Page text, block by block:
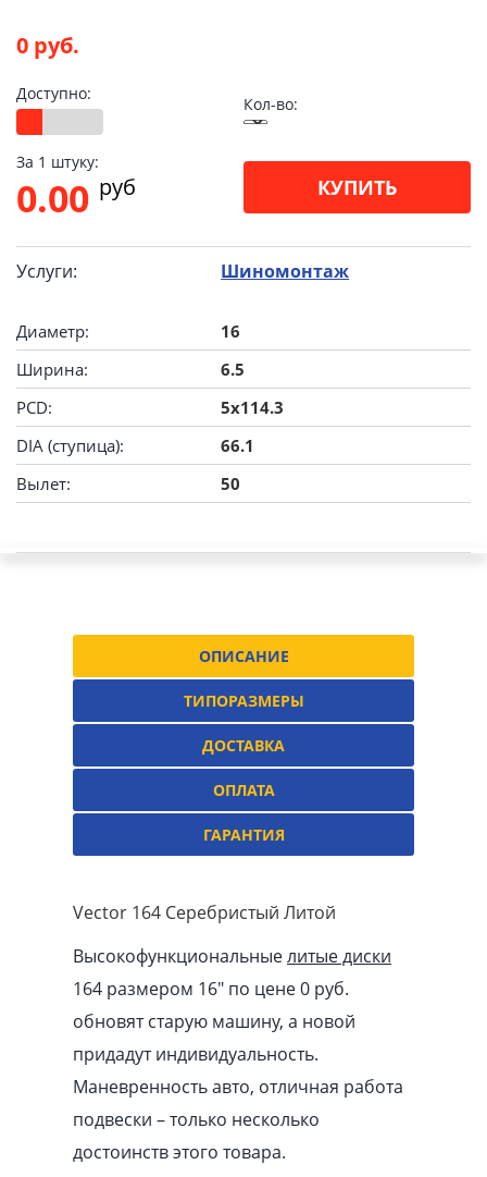
0 руб.
Доступно:
Кол-во:
За 1 штуку:
0.00 pуб КУПИТЬ
Услуги: Шиномонтаж
Диаметр:
16
Ширина:
6.5
PCD:
5x114.3
DIA (ступица):
66.1
Вылет:
50
ОПИСАНИЕ
ТИПОРАЗМЕРЫ
ДОСТАВКА
ОПЛАТА
ГАРАНТИЯ
Vector 164 Серебристый Литой
Высокофункциональныелитые диски
164 размером 16″ по цене 0 руб.
обновят старую машину, а новой
придадут индивидуальность.
Маневренность авто, отличная работа
подвески – только несколько
достоинств этого товара.